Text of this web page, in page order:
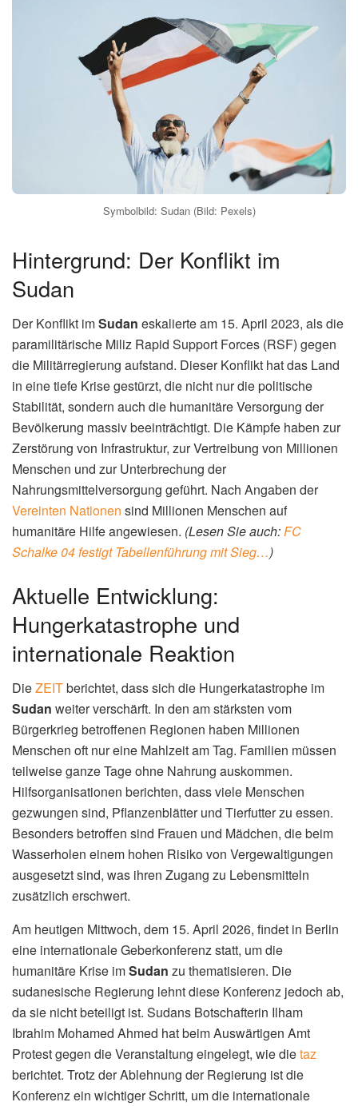
Symbolbild: Sudan (Bild: Pexels)
Hintergrund: Der Konflikt im
Sudan
Der Konflikt imSudan eskalierte am 15. April 2023, als die
paramilitärische Miliz Rapid Support Forces (RSF) gegen
die Militärregierung aufstand. Dieser Konflikt hat das Land
in eine tiefe Krise gestürzt, die nicht nur die politische
Stabilität, sondern auch die humanitäre Versorgung der
Bevölkerung massiv beeinträchtigt. Die Kämpfe haben zur
Zerstörung von Infrastruktur, zur Vertreibung von Millionen
Menschen und zur Unterbrechung der
Nahrungsmittelversorgung geführt. Nach Angaben der
Vereinten Nationen sind Millionen Menschen auf
humanitäre Hilfe angewiesen. (Lesen Sie auch:FC
Schalke 04 festigt Tabellenführung mit Sieg…)
Aktuelle Entwicklung:
Hungerkatastrophe und
internationale Reaktion
DieZEITberichtet, dass sich die Hungerkatastrophe im
Sudan weiter verschärft. In den am stärksten vom
Bürgerkrieg betroffenen Regionen haben Millionen
Menschen oft nur eine Mahlzeit am Tag. Familien müssen
teilweise ganze Tage ohne Nahrung auskommen.
Hilfsorganisationen berichten, dass viele Menschen
gezwungen sind, Pflanzenblätter und Tierfutter zu essen.
Besonders betroffen sind Frauen und Mädchen, die beim
Wasserholen einem hohen Risiko von Vergewaltigungen
ausgesetzt sind, was ihren Zugang zu Lebensmitteln
zusätzlich erschwert.
Am heutigen Mittwoch, dem 15. April 2026, findet in Berlin
eine internationale Geberkonferenz statt, um die
humanitäre Krise imSudan zu thematisieren. Die
sudanesische Regierung lehnt diese Konferenz jedoch ab,
da sie nicht beteiligt ist. Sudans Botschafterin Ilham
Ibrahim Mohamed Ahmed hat beim Auswärtigen Amt
Protest gegen die Veranstaltung eingelegt, wie dietaz
berichtet. Trotz der Ablehnung der Regierung ist die
Konferenz ein wichtiger Schritt, um die internationale